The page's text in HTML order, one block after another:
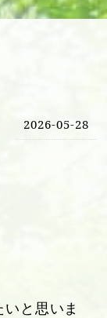
2026-05-28
と思いま